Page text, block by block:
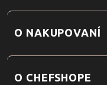
O NAKUPOVANÍ
O CHEFSHOPE